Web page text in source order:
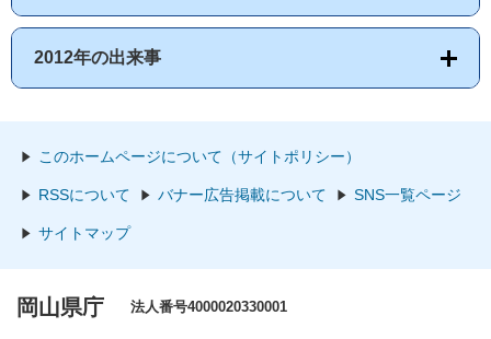
2012年の出来事
このホームページについて（サイトポリシー）
RSSについて バナー広告掲載について SNS一覧ページ
サイトマップ
岡山県庁 法人番号4000020330001